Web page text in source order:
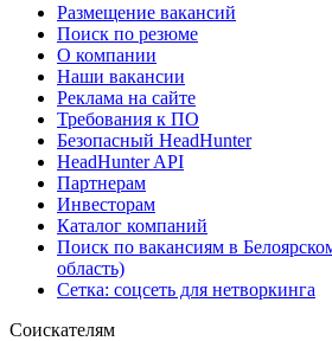
Размещение вакансий
Поиск по резюме
О компании
Наши вакансии
Реклама на сайте
Требования к ПО
Безопасный HeadHunter
HeadHunter API
Партнерам
Инвесторам
Каталог компаний
Поиск по вакансиям в
область)
Сетка: соцсеть для нетворкинга
Соискателям